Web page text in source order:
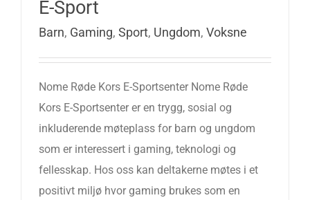
E-Sport
Barn, Gaming, Sport, Ungdom, Voksne
Nome Røde Kors E-Sportsenter Nome Røde
Kors E-Sportsenter er en trygg, sosial og
inkluderende møteplass for barn og ungdom
som er interessert i gaming, teknologi og
fellesskap. Hos oss kan deltakerne møtes i et
positivt miljø hvor gaming brukes som en